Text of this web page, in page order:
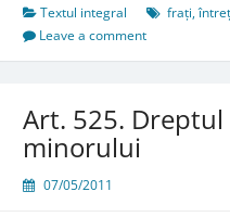
de
plată
a
Textul integral frați,
Leave a comment
Art. 525.
minorului
07/05/2011